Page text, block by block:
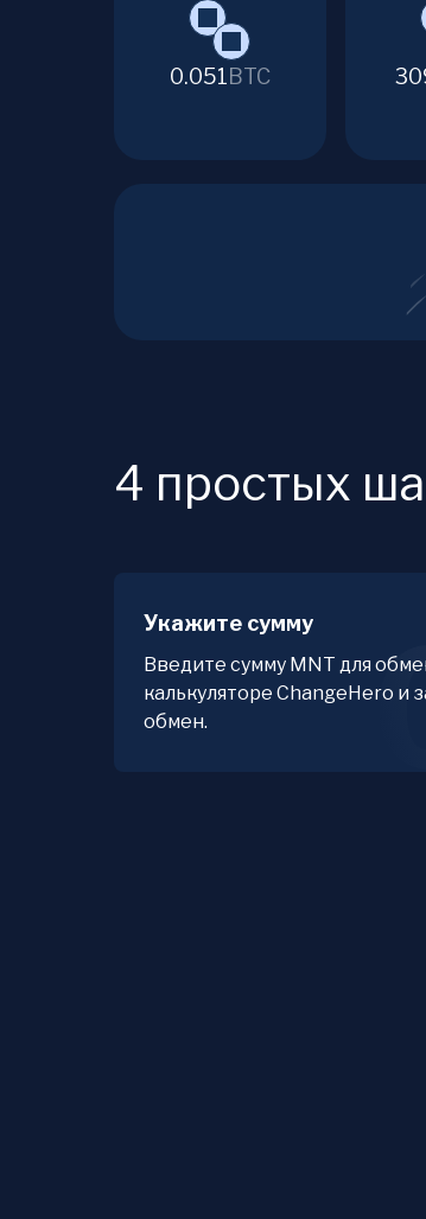
0.051BTC
4 простых
Укажите сумму
Введите сумму MNT для
калькуляторе ChangeHero и
обмен.